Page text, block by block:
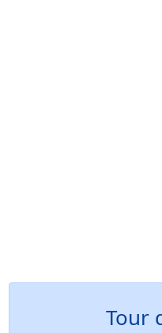
Tour